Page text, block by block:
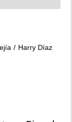
Harry Díaz